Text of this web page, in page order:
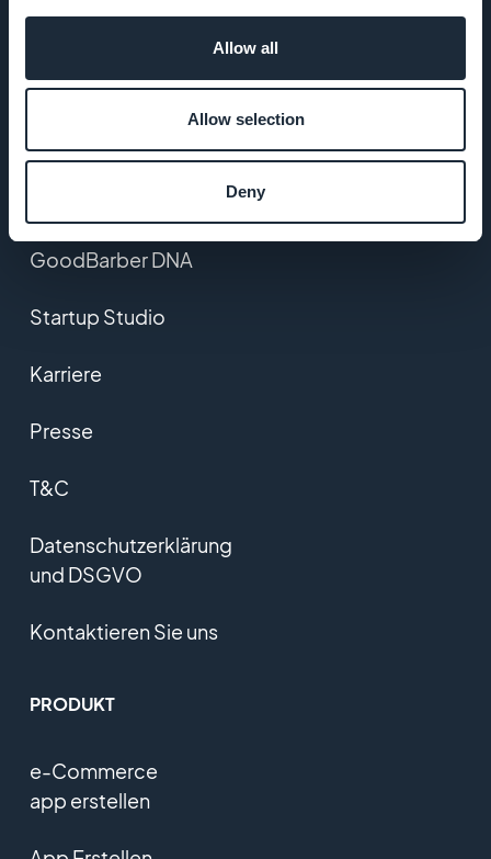
Allow all
Allow selection
Deny
UNTERNEHMEN
Über uns
GoodBarber DNA
Startup Studio
Karriere
Presse
T&C
Datenschutzerklärung
und DSGVO
Kontaktieren Sie uns
PRODUKT
e-Commerce
app erstellen